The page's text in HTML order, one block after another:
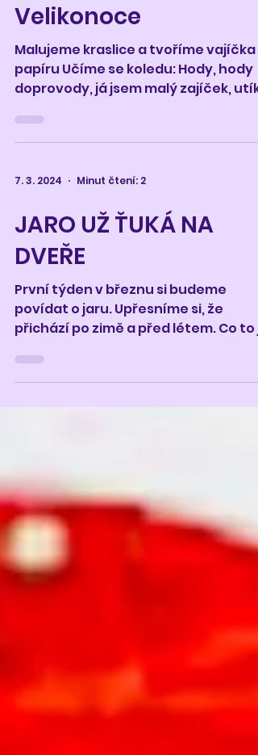
Velikonoce
Malujeme kraslice a tvoříme vajíčka z
papíru Učíme se koledu: Hody, hody
doprovody, já jsem malý zajíček,
7. 3. 2024 Minut čtení: 2
JARO UŽ ŤUKÁ NA
DVEŘE
První týden v březnu si budeme
povídat o jaru. Upřesníme si, že
přichází po zimě a před létem. Co to